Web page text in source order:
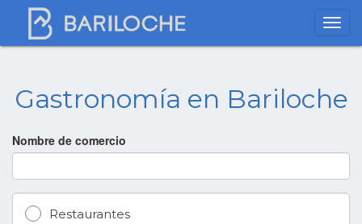
Gastronomía en Bariloche
Nombre de comercio
Restaurantes